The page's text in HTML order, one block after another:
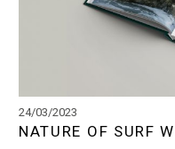
24/03/2023
NATURE OF SURF